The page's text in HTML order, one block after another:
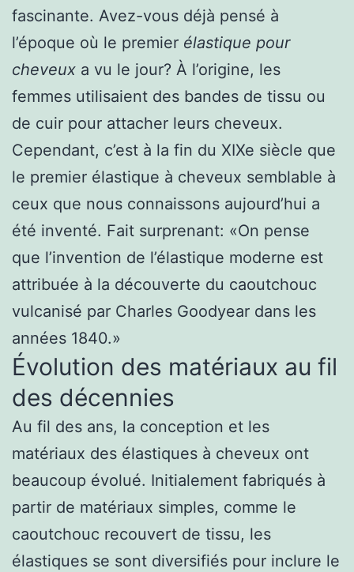
fascinante. Avez-vous déjà pensé à
l’époque où le premier élastique pour
cheveux a vu le jour? À l’origine, les
femmes utilisaient des bandes de tissu ou
de cuir pour attacher leurs cheveux.
Cependant, c’est à la fin du XIXe siècle que
le premier élastique à cheveux semblable à
ceux que nous connaissons aujourd’hui a
été inventé. Fait surprenant: «On pense
que l’invention de l’élastique moderne est
attribuée à la découverte du caoutchouc
vulcanisé par Charles Goodyear dans les
années 1840.»
Évolution des matériaux au fil
des décennies
Au fil des ans, la conception et les
matériaux des élastiques à cheveux ont
beaucoup évolué. Initialement fabriqués à
partir de matériaux simples, comme le
caoutchouc recouvert de tissu, les
élastiques se sont diversifiés pour inclure le